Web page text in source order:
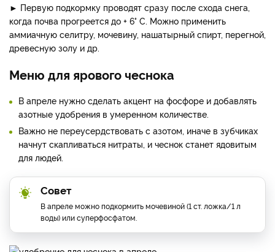
► Первую подкормку проводят сразу после схода снега,
когда почва прогреется до + 6° С. Можно применить
аммиачную селитру, мочевину, нашатырный спирт, перегной,
древесную золу и др.
Меню для ярового чеснока
В апреле нужно сделать акцент на фосфоре и добавлять
азотные удобрения в умеренном количестве.
Важно не переусердствовать с азотом, иначе в зубчиках
начнут скапливаться нитраты, и чеснок станет ядовитым
для людей.
Совет
В апреле можно подкормить мочевиной (1 ст. ложка/1 л
воды) или суперфосфатом.